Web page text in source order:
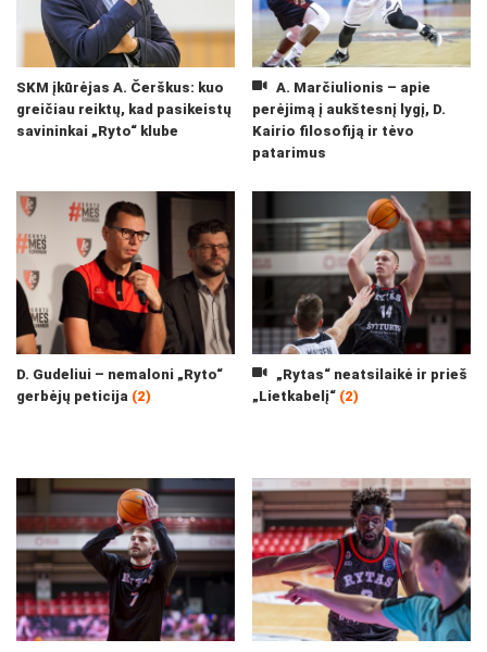
SKM įkūrėjas A. Čerškus: kuo
greičiau reiktų, kad pasikeistų
savininkai „Ryto“ klube
A. Marčiulionis – apie
perėjimą į aukštesnį lygį, D.
Kairio filosofiją ir tėvo
patarimus
D. Gudeliui – nemaloni „Ryto“
gerbėjų peticija (2)
„Rytas“ neatsilaikė ir prieš
„Lietkabelį“ (2)